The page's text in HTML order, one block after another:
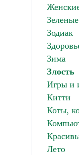
Зеленые
Зодиак
Зима
Злость
Игры и
Китти
Коты,
Лето